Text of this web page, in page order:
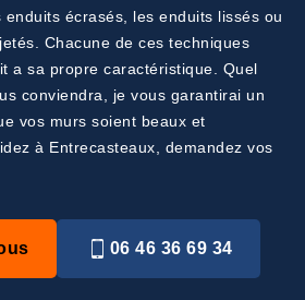
écrasés, les enduits lissés ou
Chacune de ces techniques
a sa propre caractéristique. Quel
conviendra, je vous garantirai un
vos murs soient beaux et
à Entrecasteaux, demandez vos
06 46 36 69 34